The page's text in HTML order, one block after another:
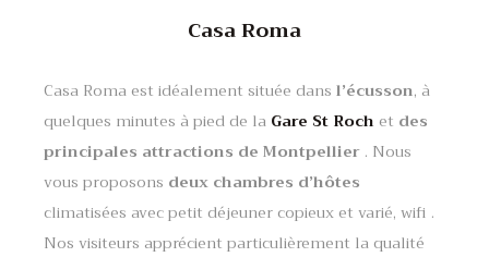
Casa Roma
Casa Roma est idéalement située dans l’écusson, à
quelques minutes à pied de la Gare St Roch et des
principales attractions de Montpellier . Nous
vous proposons deux chambres d’hôtes
climatisées avec petit déjeuner copieux et varié, wifi .
Nos visiteurs apprécient particulièrement la qualité